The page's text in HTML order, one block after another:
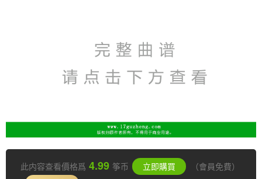
此内容查看價格爲 4.99 筝币 立即購買
（會員免費）